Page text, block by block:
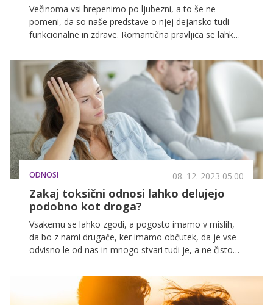
Večinoma vsi hrepenimo po ljubezni, a to še ne
pomeni, da so naše predstave o njej dejansko tudi
funkcionalne in zdrave. Romantična pravljica se lahko
druga stran skriva svojo pravo naravo tako pred
drugimi kot pred seboj. Ta oseba te na začetku
najprej omreži in ves proces upaš, da se bo ta
čudovita oseba nekoč vrnila nazaj. Vendar se ne.
Priznati si, da si v nasilnem odnosu, je zelo težko, ker
imaš to osebo rad in sram te je. Lažje nekako živiš v
laži, pravi Petra Strelec, ki je bila tudi sama žrtev
nasilja.
ODNOSI 08. 12. 2023 05.00
Zakaj toksični odnosi lahko delujejo
podobno kot droga?
Vsakemu se lahko zgodi, a pogosto imamo v mislih,
da bo z nami drugače, ker imamo občutek, da je vse
odvisno le od nas in mnogo stvari tudi je, a ne čisto
svoje življenje, toda včasih nas lahko vodijo tudi
vzgibi, ki se jih sploh ne zavedamo in sežejo daleč
daleč nazaj, v naše zgodnje otroštvo, ko smo z